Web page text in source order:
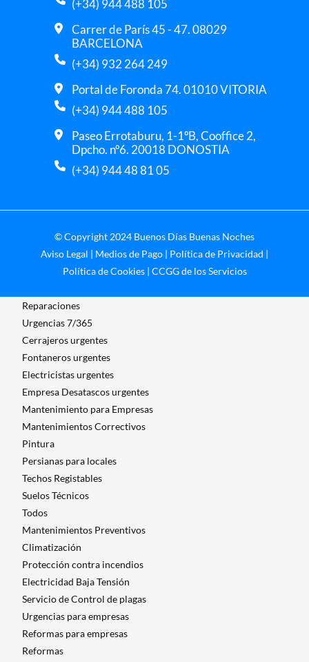
(+34) 944 488 105
Carrer de París 45 - 47. 08029
BARCELONA
(+34) 932 264 249
Portal de Foronda 74. 01010 VITORIA
(+34) 944 488 105
Paseo Errotaburu, 1-1ºB, Cooffice 2,
Dpcho. nº6. 20018 DONOSTIA
(+34) 944 48 81 05
© Copyright 2024 Buenos Días Buenas Noches
Aviso Legal | Medios de Pago | Política de Privacidad |
Política de Cookies| CCGG de los Servicios
Reparaciones
Urgencias 7/365
Cerrajeros urgentes
Fontaneros urgentes
Electricistas urgentes
Empresa Desatascos urgentes
Mantenimiento para Empresas​
Mantenimientos Correctivos
Pintura
Persianas para locales
Techos Registables
Suelos Técnicos
Todos
Mantenimientos Preventivos
Climatización
Protección contra incendios
Electricidad Baja Tensión
Servicio de Control de plagas
Urgencias para empresas
Reformas para empresas
Reformas